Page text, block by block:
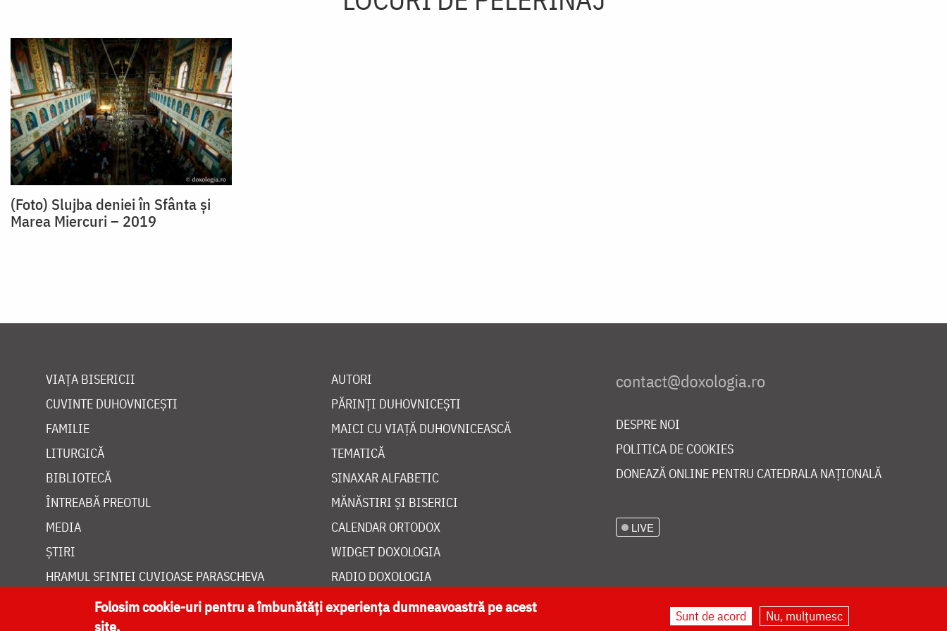
(Foto) Slujba deniei în Sfânta și
Marea Miercuri – 2019
VIAȚA BISERICII
CUVINTE DUHOVNICEȘTI
FAMILIE
LITURGICĂ
BIBLIOTECĂ
ÎNTREABĂ PREOTUL
MEDIA
ȘTIRI
HRAMUL SFINTEI CUVIOASE PARASCHEVA
AUTORI
PĂRINȚI DUHOVNICEȘTI
MAICI CU VIAȚĂ DUHOVNICEASCĂ
TEMATICĂ
SINAXAR ALFABETIC
MĂNĂSTIRI ȘI BISERICI
CALENDAR ORTODOX
WIDGET DOXOLOGIA
RADIO DOXOLOGIA
DESPRE NOI
POLITICA DE COOKIES
DONEAZĂ ONLINE PENTRU CATEDRALA NAȚIONALĂ
LIVE
Folosim cookie-uri pentru a îmbunătăți experiența dumneavoastră pe acest
site.
Sunt de acord Nu, mulțumesc